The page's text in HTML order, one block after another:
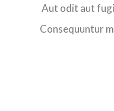
Aut odit aut
Consequuntur